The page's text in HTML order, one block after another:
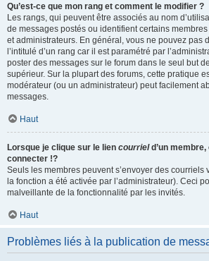
Qu’est-ce que mon rang et comment le modifier ?
Les rangs, qui peuvent être associés au nom
de messages postés ou identifient certains
et administrateurs. En général, vous ne pouvez pas
l’intitulé d’un rang car il est paramétré par
poster des messages sur le forum dans le seul but
supérieur. Sur la plupart des forums, cette pratique
modérateur (ou un administrateur) peut facilement
messages.
Haut
Lorsque je clique sur le lien courrield’un membre,
connecter !?
Seuls les membres peuvent s’envoyer des courriels
la fonction a été activée par l’administrateur). Ceci
malveillante de la fonctionnalité par les invités.
Haut
Problèmes liés à la publication de